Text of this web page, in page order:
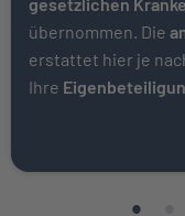
übernommen. Die
erstattet hier je
Ihre